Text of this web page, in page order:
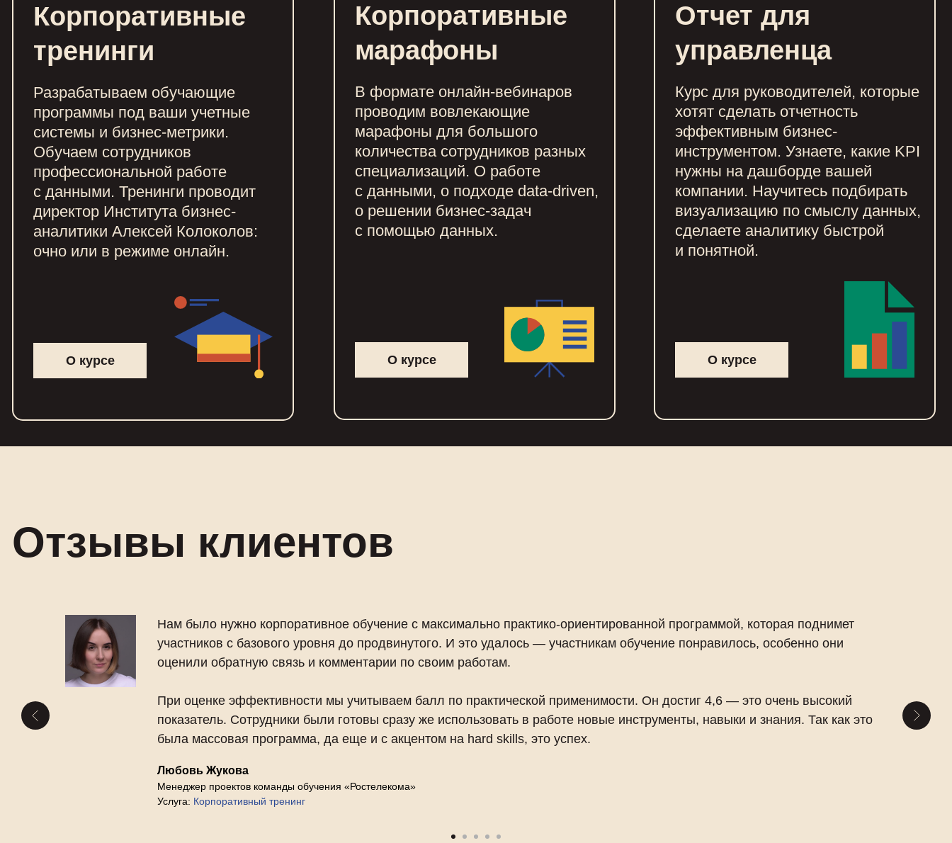
управленческого контроля
за месяц. На одном экране — все
ключевые показатели вашего
бизнеса и четкая финансовая
картина. Решаем все технические
вопросы.
интегрируем с вашими учетными
системами, разрабатываем
комплект дашбордов.
и достоверную корпоративную
отчетность.
на почасовых консультациях.
Предлагаем варианты решения,
даем рекомендации
по архитектуре, визуализации,
управлению проектом.
Корпоративные
тренинги
Разрабатываем обучающие
программы под ваши учетные
системы и бизнес-метрики.
Обучаем сотрудников
профессиональной работе
с данными. Тренинги проводит
директор Института бизнес-
аналитики Алексей Колоколов:
очно или в режиме онлайн.
О курсе
Отчет для
управленца
Курс для руководителей, которые
хотят сделать отчетность
эффективным бизнес-
инструментом. Узнаете, какие KPI
нужны на дашборде вашей
компании. Научитесь подбирать
визуализацию по смыслу данных,
сделаете аналитику быстрой
и понятной.
О курсе
Корпоративные
марафоны
В формате онлайн-вебинаров
проводим вовлекающие
марафоны для большого
количества сотрудников разных
специализаций. О работе
с данными, о подходе data-driven,
о решении бизнес-задач
с помощью данных.
О курсе
Отзывы клиентов
Нам было нужно корпоративное обучение с максимально практико-ориентированной программой, которая поднимет
участников с базового уровня до продвинутого. И это удалось — участникам обучение понравилось, особенно они
оценили обратную связь и комментарии по своим работам.
При оценке эффективности мы учитываем балл по практической применимости. Он достиг 4,6 — это очень высокий
показатель. Сотрудники были готовы сразу же использовать в работе новые инструменты, навыки и знания. Так как это
была массовая программа, да еще и с акцентом на hard skills, это успех.
Любовь Жукова
Менеджер проектов команды обучения «Ростелекома»
Услуга: Корпоративный тренинг